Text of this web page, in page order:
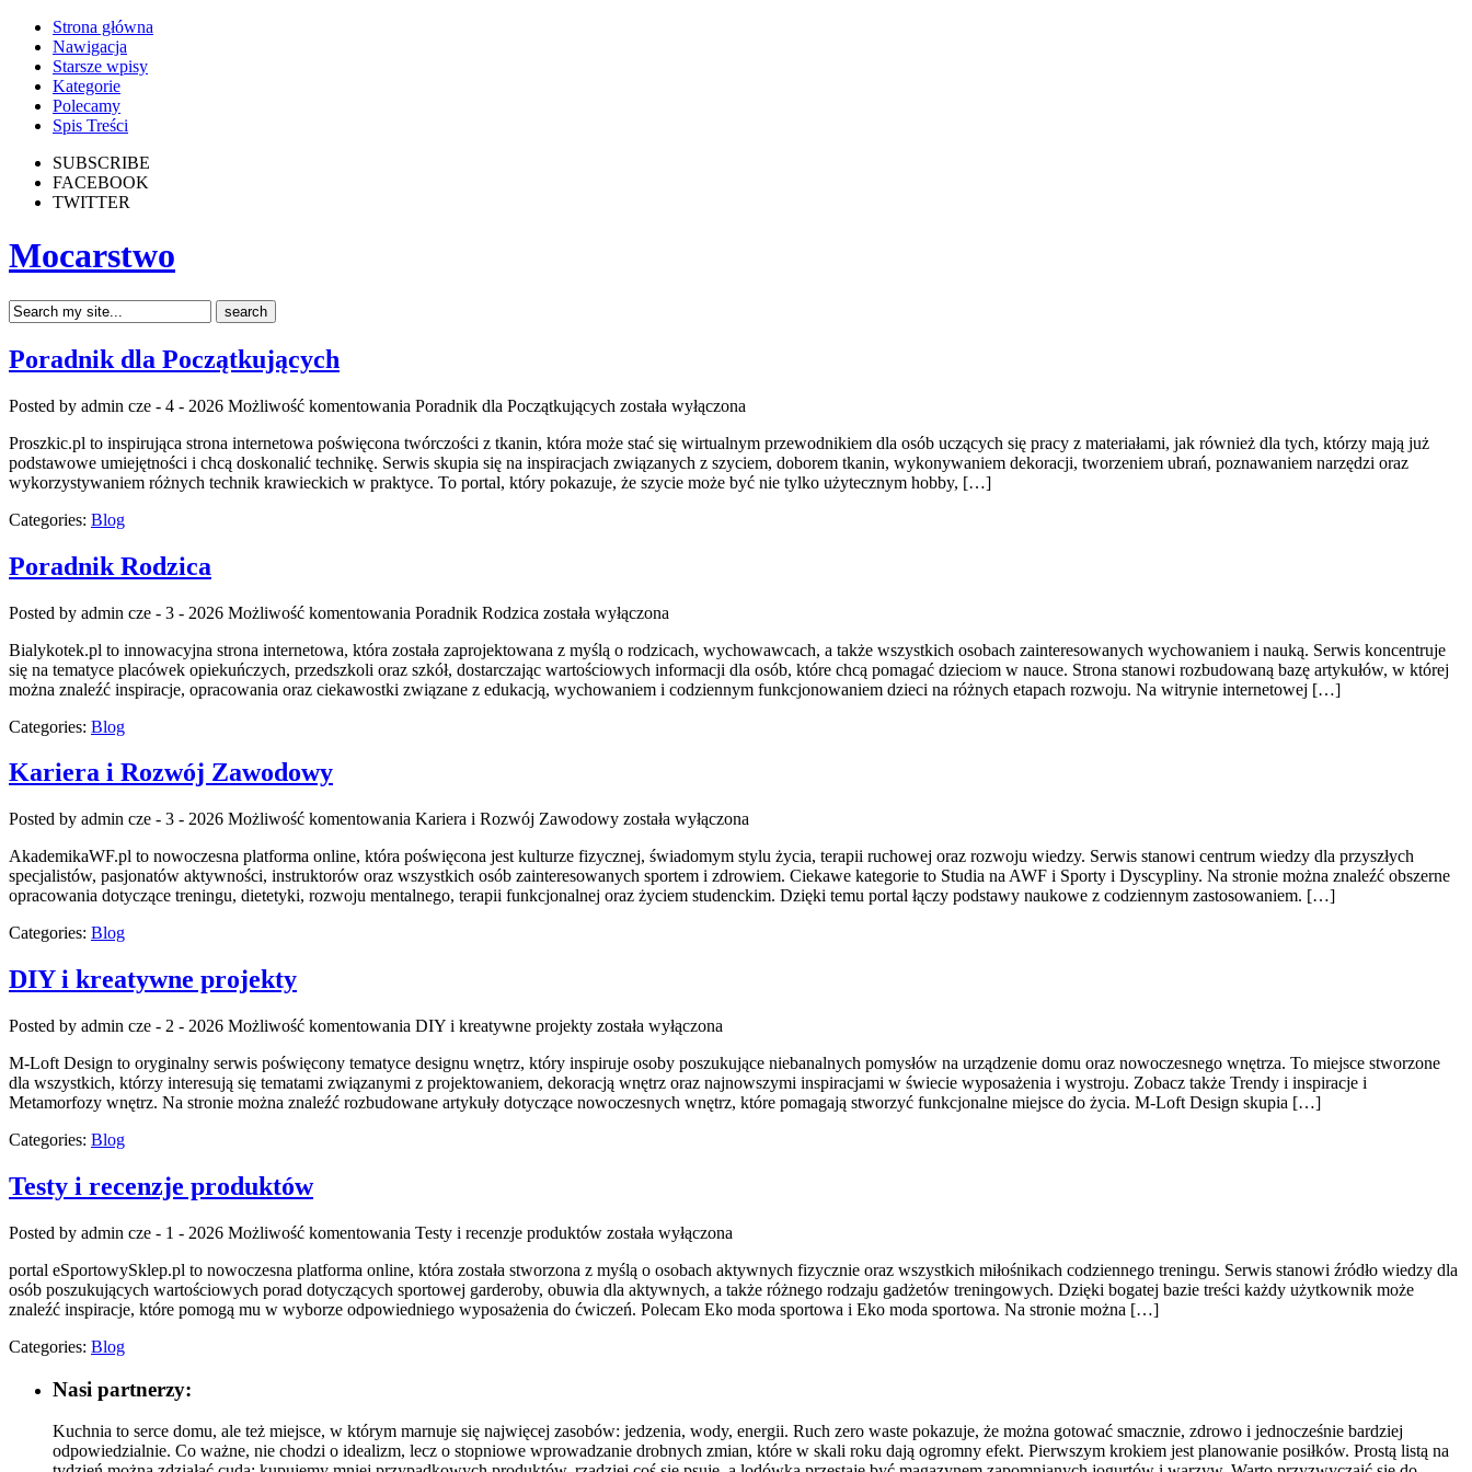
Strona główna
Nawigacja
Starsze wpisy
Kategorie
Polecamy
Spis Treści
SUBSCRIBE
FACEBOOK
TWITTER
Mocarstwo
Poradnik dla Początkujących
Posted by admin cze - 4 - 2026 Możliwość komentowania Poradnik dla Początkujących została wyłączona
Proszkic.pl to inspirująca strona internetowa poświęcona twórczości z tkanin, która może stać się wirtualnym przewodnikiem dla osób uczących się pracy z materiałami, jak również dla tych, którzy mają już
podstawowe umiejętności i chcą doskonalić technikę. Serwis skupia się na inspiracjach związanych z szyciem, doborem tkanin, wykonywaniem dekoracji, tworzeniem ubrań, poznawaniem narzędzi oraz
wykorzystywaniem różnych technik krawieckich w praktyce. To portal, który pokazuje, że szycie może być nie tylko użytecznym hobby, […]
Categories: Blog
Poradnik Rodzica
Posted by admin cze - 3 - 2026 Możliwość komentowania Poradnik Rodzica została wyłączona
Bialykotek.pl to innowacyjna strona internetowa, która została zaprojektowana z myślą o rodzicach, wychowawcach, a także wszystkich osobach zainteresowanych wychowaniem i nauką. Serwis koncentruje
się na tematyce placówek opiekuńczych, przedszkoli oraz szkół, dostarczając wartościowych informacji dla osób, które chcą pomagać dzieciom w nauce. Strona stanowi rozbudowaną bazę artykułów, w której
można znaleźć inspiracje, opracowania oraz ciekawostki związane z edukacją, wychowaniem i codziennym funkcjonowaniem dzieci na różnych etapach rozwoju. Na witrynie internetowej […]
Categories: Blog
Kariera i Rozwój Zawodowy
Posted by admin cze - 3 - 2026 Możliwość komentowania Kariera i Rozwój Zawodowy została wyłączona
AkademikaWF.pl to nowoczesna platforma online, która poświęcona jest kulturze fizycznej, świadomym stylu życia, terapii ruchowej oraz rozwoju wiedzy. Serwis stanowi centrum wiedzy dla przyszłych
specjalistów, pasjonatów aktywności, instruktorów oraz wszystkich osób zainteresowanych sportem i zdrowiem. Ciekawe kategorie to Studia na AWF i Sporty i Dyscypliny. Na stronie można znaleźć obszerne
opracowania dotyczące treningu, dietetyki, rozwoju mentalnego, terapii funkcjonalnej oraz życiem studenckim. Dzięki temu portal łączy podstawy naukowe z codziennym zastosowaniem. […]
Categories: Blog
DIY i kreatywne projekty
Posted by admin cze - 2 - 2026 Możliwość komentowania DIY i kreatywne projekty została wyłączona
M-Loft Design to oryginalny serwis poświęcony tematyce designu wnętrz, który inspiruje osoby poszukujące niebanalnych pomysłów na urządzenie domu oraz nowoczesnego wnętrza. To miejsce stworzone
dla wszystkich, którzy interesują się tematami związanymi z projektowaniem, dekoracją wnętrz oraz najnowszymi inspiracjami w świecie wyposażenia i wystroju. Zobacz także Trendy i inspiracje i
Metamorfozy wnętrz. Na stronie można znaleźć rozbudowane artykuły dotyczące nowoczesnych wnętrz, które pomagają stworzyć funkcjonalne miejsce do życia. M-Loft Design skupia […]
Categories: Blog
Testy i recenzje produktów
Posted by admin cze - 1 - 2026 Możliwość komentowania Testy i recenzje produktów została wyłączona
portal eSportowySklep.pl to nowoczesna platforma online, która została stworzona z myślą o osobach aktywnych fizycznie oraz wszystkich miłośnikach codziennego treningu. Serwis stanowi źródło wiedzy dla
osób poszukujących wartościowych porad dotyczących sportowej garderoby, obuwia dla aktywnych, a także różnego rodzaju gadżetów treningowych. Dzięki bogatej bazie treści każdy użytkownik może
znaleźć inspiracje, które pomogą mu w wyborze odpowiedniego wyposażenia do ćwiczeń. Polecam Eko moda sportowa i Eko moda sportowa. Na stronie można […]
Categories: Blog
Nasi partnerzy:
Kuchnia to serce domu, ale też miejsce, w którym marnuje się najwięcej zasobów: jedzenia, wody, energii. Ruch zero waste pokazuje, że można gotować smacznie, zdrowo i jednocześnie bardziej
odpowiedzialnie. Co ważne, nie chodzi o idealizm, lecz o stopniowe wprowadzanie drobnych zmian, które w skali roku dają ogromny efekt. Pierwszym krokiem jest planowanie posiłków. Prostą listą na